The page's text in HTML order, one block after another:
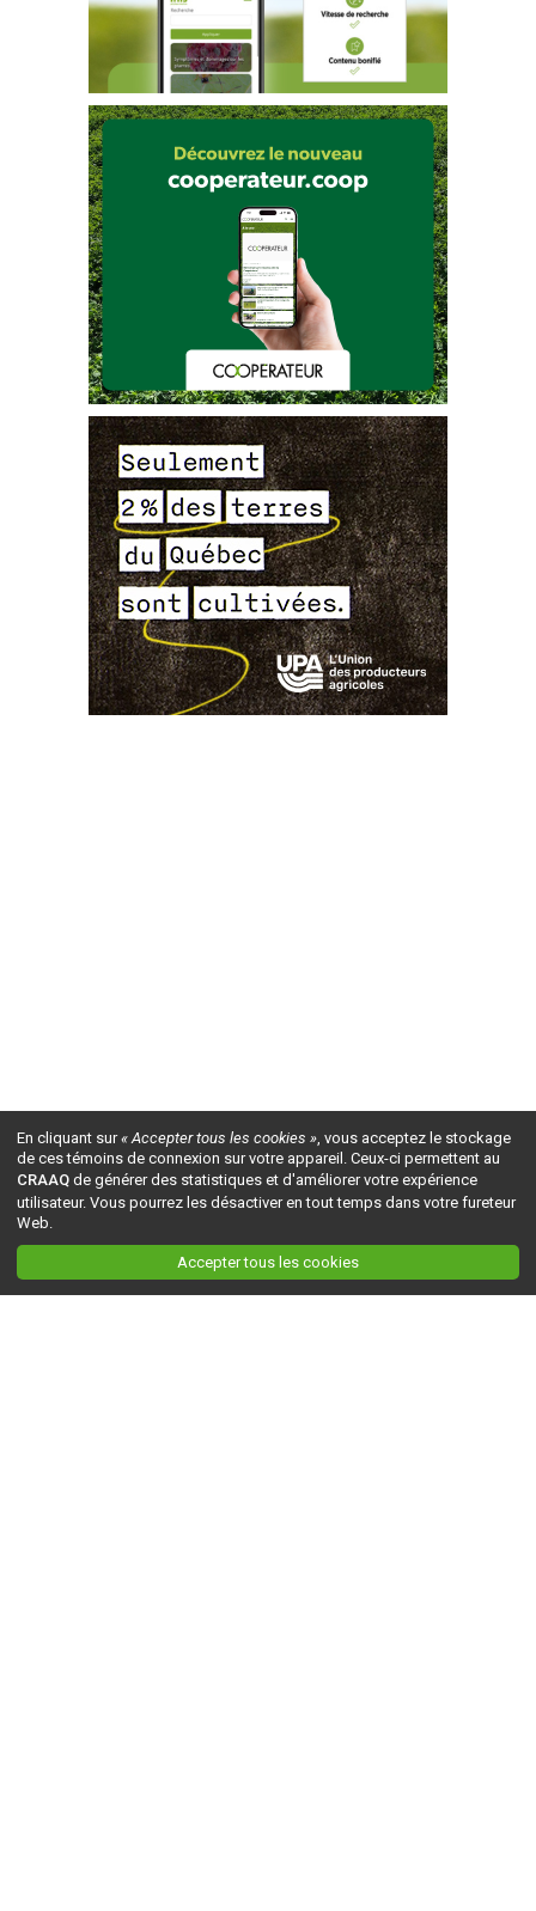
En cliquant sur« Accepter tous les cookies », vous acceptez le stockage
de ces témoins de connexion sur votre appareil. Ceux-ci permettent au
CRAAQ de générer des statistiques et d'améliorer votre expérience
utilisateur. Vous pourrez les désactiver en tout temps dans votre fureteur
Web.
Accepter tous les cookies